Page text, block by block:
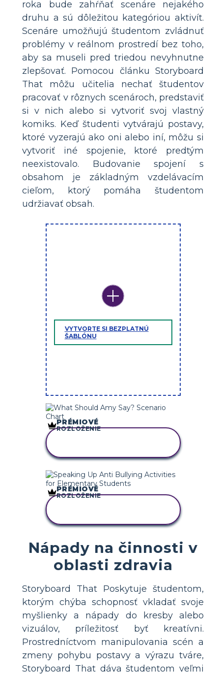
roka bude zahŕňať scenáre nejakého
druhu a sú dôležitou kategóriou aktivít.
Scenáre umožňujú študentom zvládnuť
problémy v reálnom prostredí bez toho,
aby sa museli pred triedou nevyhnutne
zlepšovať. Pomocou článku Storyboard
That môžu učitelia nechať študentov
pracovať v rôznych scenároch, predstaviť
si v nich alebo si vytvoriť svoj vlastný
komiks. Keď študenti vytvárajú postavy,
ktoré vyzerajú ako oni alebo iní, môžu si
vytvoriť iné spojenie, ktoré predtým
neexistovalo. Budovanie spojení s
obsahom je základným vzdelávacím
cieľom, ktorý pomáha študentom
udržiavať obsah.
VYTVORTE SI BEZPLATNÚ
ŠABLÓNU
PRÉMIOVÉ
ROZLOŽENIE
PRÉMIOVÉ
ROZLOŽENIE
Nápady na činnosti v
oblasti zdravia
Storyboard That Poskytuje študentom,
ktorým chýba schopnosť vkladať svoje
myšlienky a nápady do kresby alebo
vizuálov, príležitosť byť kreatívni.
Prostredníctvom manipulovania scén a
zmeny pohybu postavy a výrazu tváre,
Storyboard That dáva študentom veľmi